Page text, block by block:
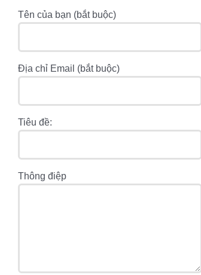
Tên của bạn (bắt buộc)
Địa chỉ Email (bắt buộc)
Tiêu đề:
Thông điệp